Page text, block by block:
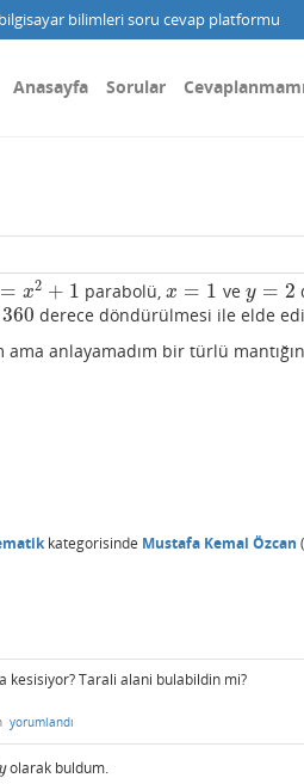
bilimleri soru cevap platformu
Anasayfa Sorular
= x2 + 1
x2 +1 parabolü,x = 1
x= 1 vey = 2
y=2
360
360 derece döndürülmesi ile elde
anlayamadım bir türlü
kategorisinde Mustafa Kemal Özcan (
kesisiyor? Tarali alani bulabildin mi?
yorumlandı
olarak buldum.